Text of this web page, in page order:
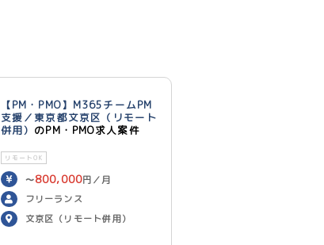
【PM・PMO】M365チームPM
支援／東京都文京区（リモート
併用） のPM・PMO求人案件
リモートOK
〜800,000円／月
フリーランス
文京区（リモート併用）